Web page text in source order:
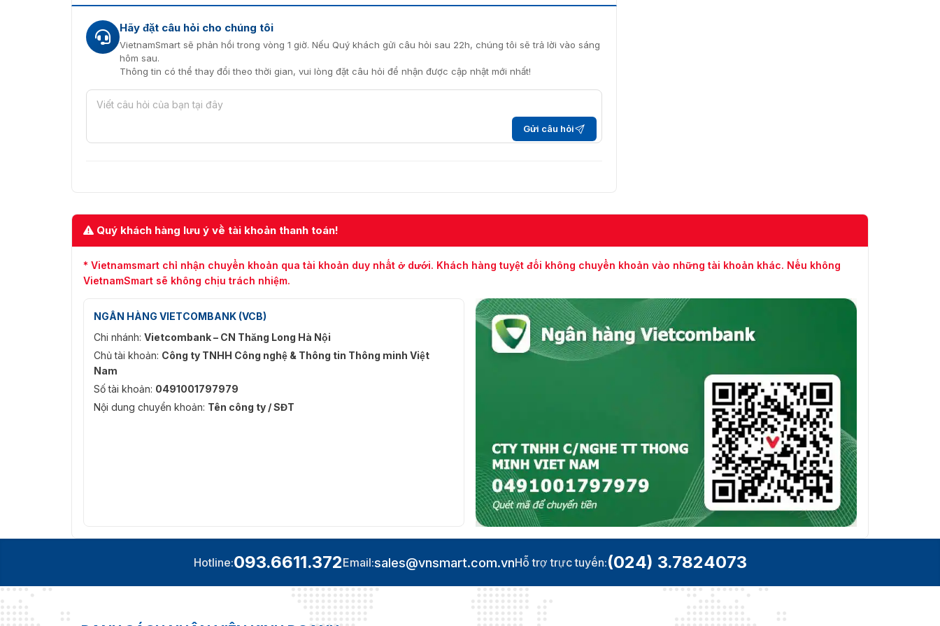
Giá treo tường Hikvision DS-1473ZJ-155-Y
Vietnamsmart – Địa chỉ phân phối Hikvision DS-1473ZJ-155-Y chính hãng
cầu và giải đáp mọi thắc mắc của bạn qua hotline 093.6611.372.
Hãy đặt câu hỏi cho chúng tôi
VietnamSmart sẽ phản hồi trong vòng 1 giờ. Nếu Quý khách gửi câu hỏi sau 22h, chúng tôi sẽ trả lời vào sáng
hôm sau.
Thông tin có thể thay đổi theo thời gian, vui lòng đặt câu hỏi để nhận được cập nhật mới nhất!
Gửi câu hỏi
Quý khách hàng lưu ý về tài khoản thanh toán!
* Vietnamsmart chỉ nhận chuyển khoản qua tài khoản duy nhất ở dưới. Khách hàng tuyệt đối không chuyển khoản vào những tài khoản khác. Nếu không
VietnamSmart sẽ không chịu trách nhiệm.
NGÂN HÀNG VIETCOMBANK (VCB)
Chi nhánh: Vietcombank – CN Thăng Long Hà Nội
Chủ tài khoản: Công ty TNHH Công nghệ & Thông tin Thông minh Việt
Nam
Số tài khoản: 0491001797979
Nội dung chuyển khoản: Tên công ty / SĐT
Hotline:093.6611.372Email:sales@vnsmart.com.vnHỗ trợ trực tuyến:(024) 3.7824073